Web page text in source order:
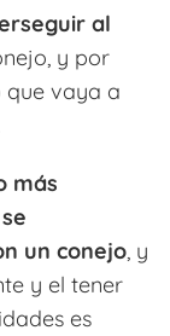
al
y por
que vaya a
más
un conejo , y
y el tener
es